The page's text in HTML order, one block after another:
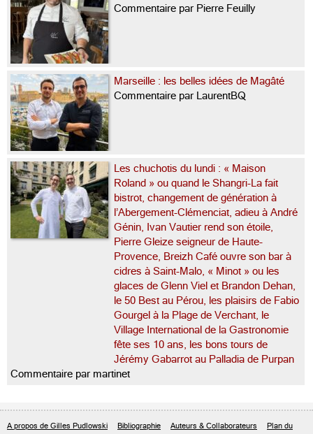
Commentaire par Pierre Feuilly
Marseille : les belles idées de Magâté
Commentaire par LaurentBQ
Les chuchotis du lundi : « Maison
Roland » ou quand le Shangri-La fait
bistrot, changement de génération à
l’Abergement-Clémenciat, adieu à André
Génin, Ivan Vautier rend son étoile,
Pierre Gleize seigneur de Haute-
Provence, Breizh Café ouvre son bar à
cidres à Saint-Malo, « Minot » ou les
glaces de Glenn Viel et Brandon Dehan,
le 50 Best au Pérou, les plaisirs de Fabio
Gourgel à la Plage de Verchant, le
Village International de la Gastronomie
fête ses 10 ans, les bons tours de
Jérémy Gabarrot au Palladia de Purpan
Commentaire par martinet
A propos de Gilles Pudlowski Bibliographie Auteurs & Collaborateurs Plan du